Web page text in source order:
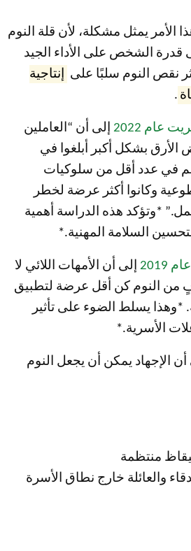
الأمر يمثل مشكلة، لأن قلة النوم
قدرة الشخص على الأداء الجيد
نقص النوم سلبًا على
إنتاجية
.
عام 2022
إلى أن “العاملين
الأرق بشكل أكبر أبلغوا في
في عدد أقل من سلوكيات
وكانوا أكثر عرضة لخطر
*وتؤكد هذه الدراسة أهمية
السلامة المهنية.*
إلى أن الأمهات اللائي لا
النوم كن أقل عرضة لتطبيق
*وهذا يسلط الضوء على تأثير
الأسرية.*
أن الإجهاد يمكن أن يجعل النوم
منتظمة
والعائلة خارج نطاق الأسرة